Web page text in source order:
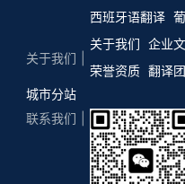
西班牙语翻译
关于我们
关于我们 企业
荣誉资质 翻译
城市分站
联系我们